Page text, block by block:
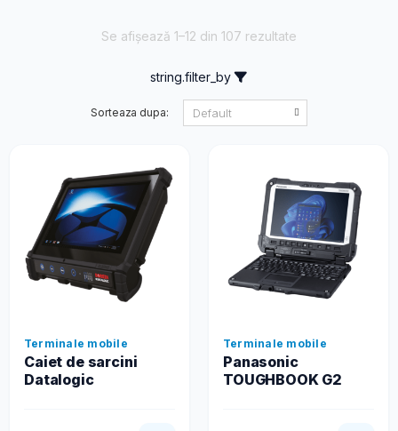
Se afișează 1–12 din 107 rezultate
string.filter_by
Sorteaza dupa:
Terminale mobile
Caiet de sarcini
Datalogic
Terminale mobile
Panasonic
TOUGHBOOK G2